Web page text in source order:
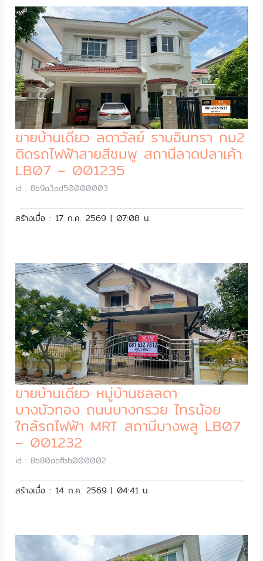
ขายบ้านเดี่ยว ลดาวัลย์ รามอินทรา กม2
ติดรถไฟฟ้าสายสีชมพู สถานีลาดปลาเค้า
LB07 – 001235
id : 8b9a3ad50000003
สร้างเมื่อ : 17 ก.ค. 2569 | 07:08 น.
ขายบ้านเดี่ยว หมู่บ้านชลลดา
บางบัวทอง ถนนบางกรวย ไทรน้อย
ใกล้รถไฟฟ้า MRT สถานีบางพลู LB07
– 001232
id : 8b80abfbb000002
สร้างเมื่อ : 14 ก.ค. 2569 | 04:41 น.